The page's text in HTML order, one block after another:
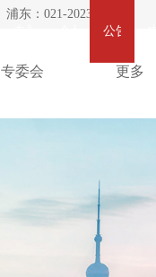
会员信息公告栏
浦东：021-20230268
专委会 更多